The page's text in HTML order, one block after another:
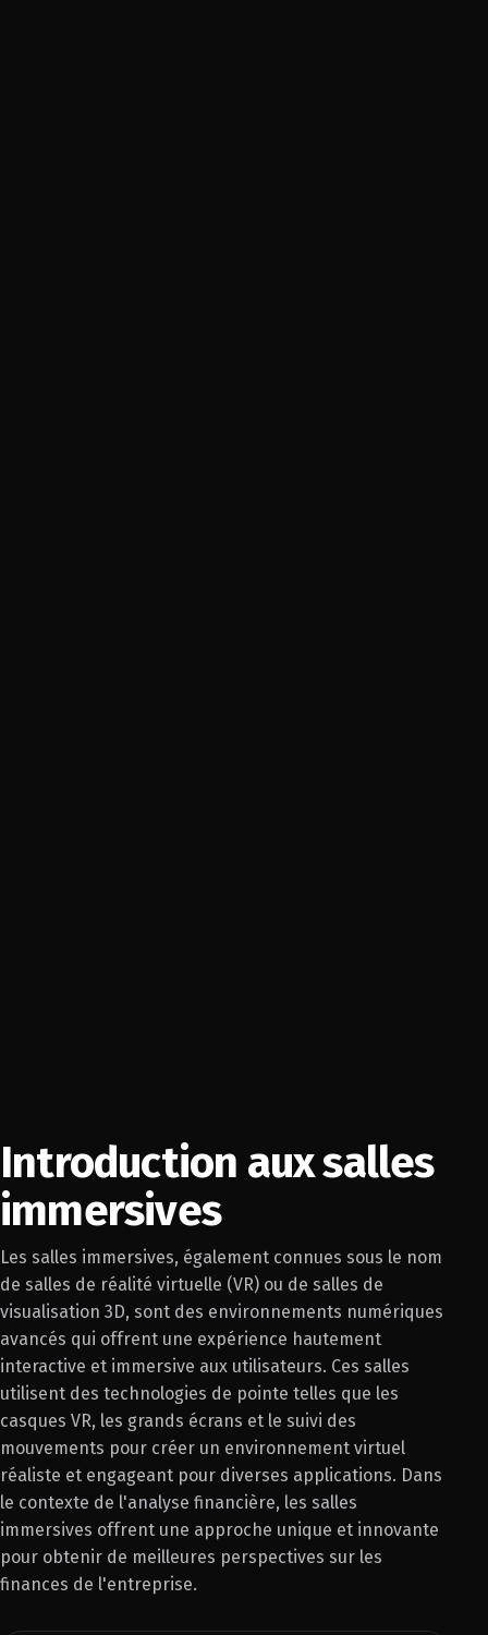
Introduction aux salles
immersives
Les salles immersives, également connues sous le nom
de salles de réalité virtuelle (VR) ou de salles de
visualisation 3D, sont des environnements numériques
avancés qui offrent une expérience hautement
interactive et immersive aux utilisateurs. Ces salles
utilisent des technologies de pointe telles que les
casques VR, les grands écrans et le suivi des
mouvements pour créer un environnement virtuel
réaliste et engageant pour diverses applications. Dans
le contexte de l'analyse financière, les salles
immersives offrent une approche unique et innovante
pour obtenir de meilleures perspectives sur les
finances de l'entreprise.